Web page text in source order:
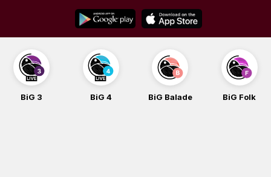
content
BiG 3 BiG 4 BiG Balade BiG Folk